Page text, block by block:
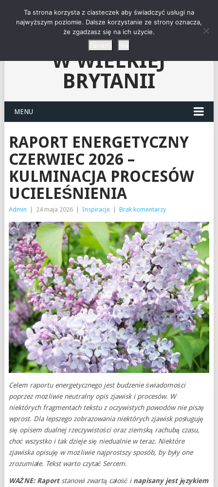
"NIEZNANY ŚWIAT"-
KLUB CZYTELNIKÓW
W WIELKIEJ
BRYTANII
MENU
RAPORT ENERGETYCZNY
CZERWIEC 2026 –
KULMINACJA PROCESÓW
UCIELEŚNIENIA
Admin 24 maja 2026 Inspiracje Brak komentarzy
Celem raportu energetycznego jest budzenie świadomości
poprzez możliwie neutralny opis zjawisk i procesów. W
niektórych fragmentach tekstu z oczywistych powodów nie piszę
wprost. Dla lepszego zobrazowania niektórych zjawisk posługuję
się opisem dualnej rzeczywistości oraz ziemską rachubą czasu,
choć wszystko i tak dzieje się niedualnie w teraz. Niektóre
zjawiska opisuję w możliwie najprostszy sposób, by były one
zrozumiałe. Tekst warto czytać Sercem.
WAŻNE: Raportstanowi zwartą całość i napisany jest językiem
Ta strona korzysta z ciasteczek aby świadczyć usługi na
najwyższym poziomie. Dalsze korzystanie ze strony oznacza,
że zgadzasz się na ich użycie.
Zamknij
Nie